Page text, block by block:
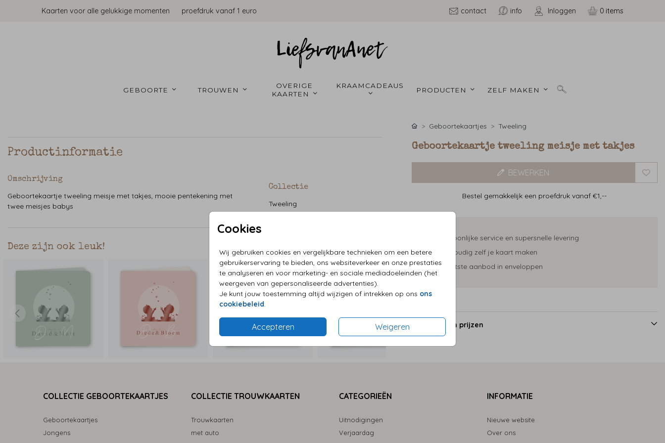
Kaarten voor alle gelukkige momenten proefdruk vanaf 1 euro contact info Inloggen 0
GEBOORTE TROUWEN
OVERIGE
KAARTEN
PRODUCTEN ZELF MAKEN
Cookies
Wij gebruiken cookies en vergelijkbare technieken om een betere
gebruikerservaring te bieden, ons websiteverkeer en onze prestaties
te analyseren en voor marketing- en sociale mediadoeleinden (het
weergeven van gepersonaliseerde advertenties).
Je kunt jouw toestemming altijd wijzigen of intrekken op ons ons
cookiebeleid
Accepteren Weigeren
Productinformatie
Omschrijving
Geboortekaartje tweeling meisje met takjes, mooie pentekening met
twee meisjes babys
Collectie
Tweeling
Deze zijn ook leuk!
Geboortekaartjes Tweeling
Geboortekaartje tweeling meisje met takjes
BEWERKEN
Bestel gemakkelijk een proefdruk vanaf €1,--
Persoonlijke service en supersnelle levering
Eenvoudig zelf je kaart maken
Grootste aanbod in enveloppen
Formaten en prijzen
COLLECTIE GEBOORTEKAARTJES
Geboortekaartjes
Jongens
COLLECTIE TROUWKAARTEN
Trouwkaarten
met auto
CATEGORIEËN
Uitnodigingen
Verjaardag
INFORMATIE
Nieuwe website
Over ons